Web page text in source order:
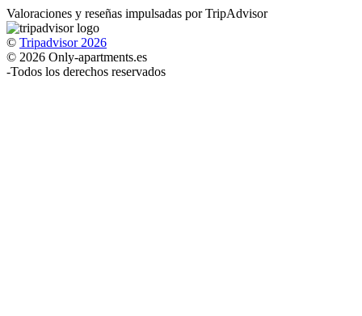
Valoraciones y reseñas impulsadas por TripAdvisor
© Tripadvisor 2026
© 2026 Only-apartments.es
-Todos los derechos reservados